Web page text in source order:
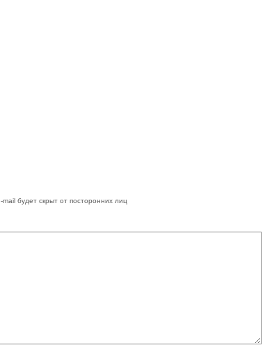
будет скрыт от посторонних лиц